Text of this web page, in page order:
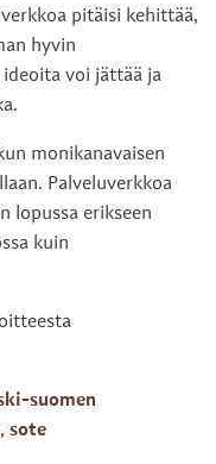
pitäisi kehittää,
hyvin
ideoita voi jättää ja
monikanavaisen
Palveluverkkoa
lopussa erikseen
kuin
suomen
, sote